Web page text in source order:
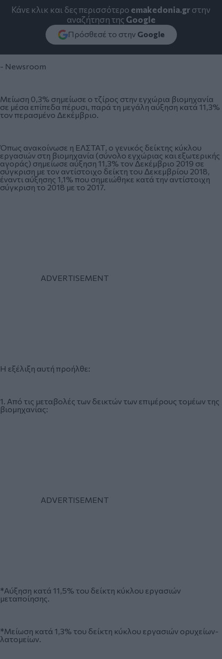
Κάνε κλικ και δες περισσότερο emakedonia.grστην
αναζήτηση της Google
Πρόσθεσέ το στην Google
- Newsroom
Μείωση 0,3% σημείωσε ο τζίρος στην εγχώρια βιομηχανία
σε μέσα επίπεδα πέρυσι, παρά τη μεγάλη αύξηση κατά 11,3%
τον περασμένο Δεκέμβριο.
Όπως ανακοίνωσε η ΕΛΣΤΑΤ, ο γενικός δείκτης κύκλου
εργασιών στη βιομηχανία (σύνολο εγχώριας και εξωτερικής
αγοράς) σημείωσε αύξηση 11,3% τον Δεκέμβριο 2019 σε
σύγκριση με τον αντίστοιχο δείκτη του Δεκεμβρίου 2018,
έναντι αύξησης 1,1% που σημειώθηκε κατά την αντίστοιχη
σύγκριση το 2018 με το 2017.
Η εξέλιξη αυτή προήλθε:
1. Από τις μεταβολές των δεικτών των επιμέρους τομέων της
βιομηχανίας:
*Αύξηση κατά 11,5% του δείκτη κύκλου εργασιών
μεταποίησης.
*Μείωση κατά 1,3% του δείκτη κύκλου εργασιών ορυχείων-
λατομείων.